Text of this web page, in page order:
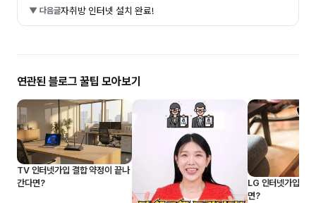
▼ 다음글자취방 인터넷 설치 완료!
연관된 블로그 꿀팁 모아보기
TV 인터넷가입 결합 약정이 끝나
간다면?
LG 인터넷가입 3
면?